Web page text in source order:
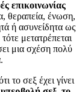
επικοινωνίας
θεραπεία, ένωση,
ή ασυνείδητα ως
μετατρέπεται
μια σχέση πολύ
το σεξ έχει γίνει